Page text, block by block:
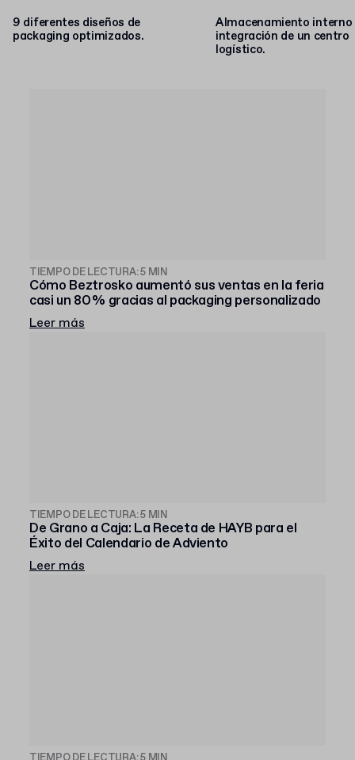
9 diferentes diseños de
packaging optimizados.
Almacenamiento interno
integración de un centro
logístico.
TIEMPO DE LECTURA: 5 MIN
Cómo Beztrosko aumentó sus ventas en la feria
casi un 80 % gracias al packaging personalizado
Leer más
TIEMPO DE LECTURA: 5 MIN
De Grano a Caja: La Receta de HAYB para el
Éxito del Calendario de Adviento
Leer más